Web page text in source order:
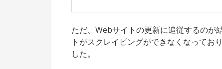
ただ、Webサイトの更新に追従するのが
トがスクレイピングができなくなってお
した。